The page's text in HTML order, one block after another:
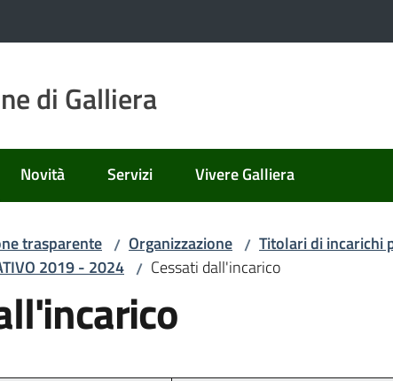
di Galliera
Novità Servizi Vivere Galliera
trasparente / Organizzazione / Titolari di incarichi
2019 - 2024 / Cessati dall'incarico